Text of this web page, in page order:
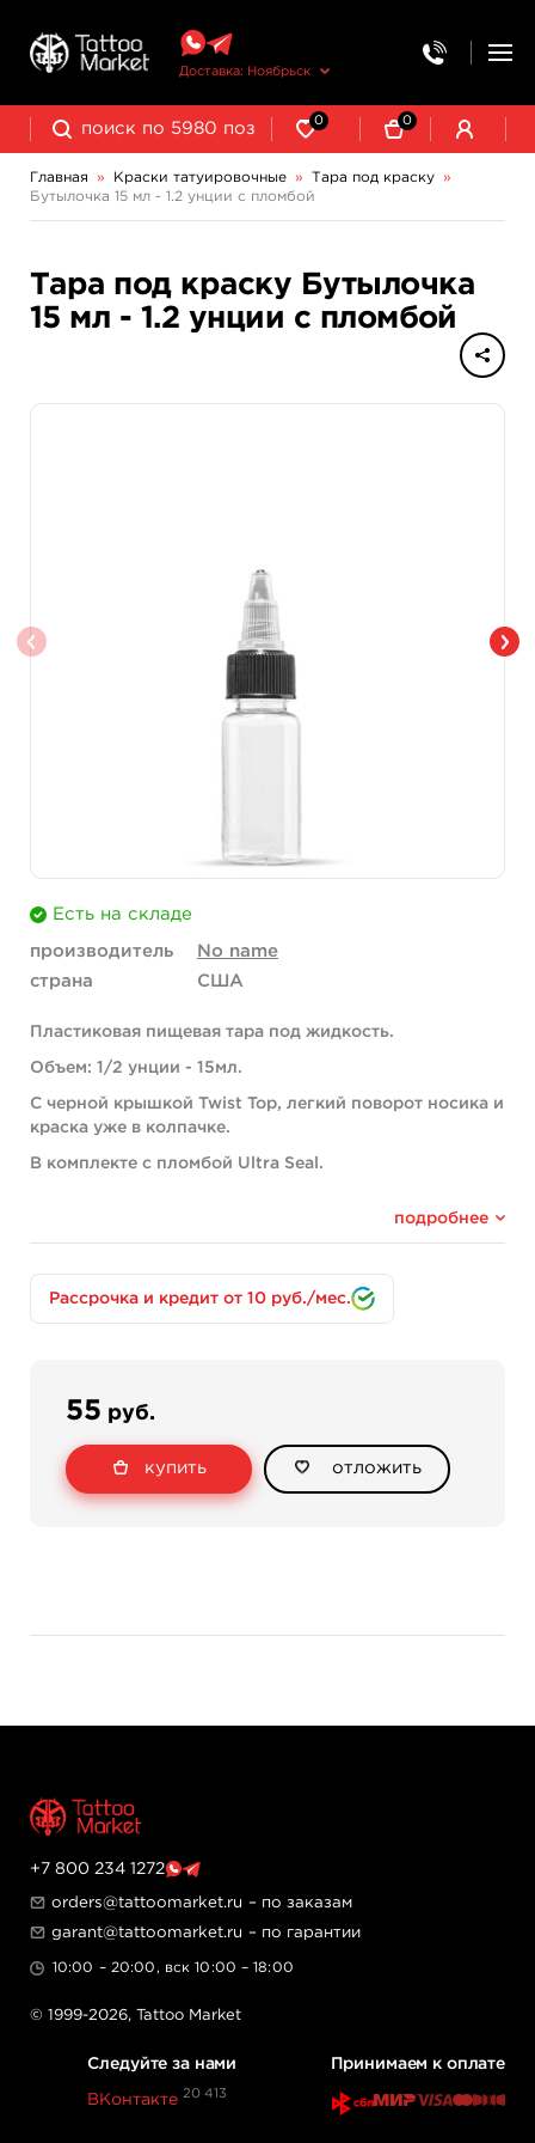
Доставка: Ноябрьск
0 0
Главная » Краски татуировочные » Тара под краску
»
Бутылочка 15 мл - 1.2 унции с пломбой
Тара под краску Бутылочка
15 мл - 1.2 унции с пломбой
Есть на складе
производитель
No name
страна
США
Пластиковая пищевая тара под жидкость.
Объем: 1/2 унции - 15мл.
С черной крышкой Twist Top, легкий поворот носика и
краска уже в колпачке.
В комплекте с пломбой Ultra Seal.
подробнее
Рассрочка и кредит от 10 руб./мес.
55 руб.
купить отложить
+7 800 234 1272
orders@tattoomarket.ru – по заказам
garant@tattoomarket.ru – по гарантии
10:00 – 20:00, вск 10:00 – 18:00
© 1999-2026, Tattoo Market
Следуйте за нами
ВКонтакте 20 413
Принимаем к оплате